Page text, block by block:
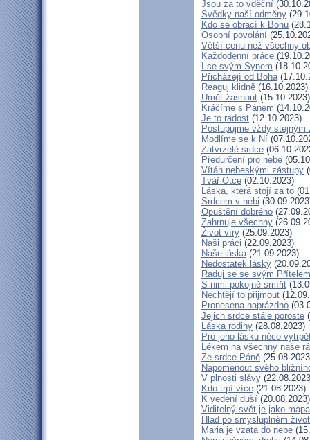
Jsou za to vděční
Svědky naší odměny
Kdo se obrací k Bohu
Osobní povolání
Větší cenu než všechny
Každodenní práce
I se svým Synem
Přicházejí od Boha
Reaguj klidně (16.10.2023)
Umět žasnout (15.10.2023)
Kráčíme s Pánem
Je to radost (12.10.2023)
Postupujme vždy stejným
Modlíme se k Ní
Zatvrzelé srdce
Předurčení pro nebe
Vítán nebeskými zástupy
Tvář Otce (02.10.2023)
Láska, která stojí za to
Srdcem v nebi
Opuštění dobrého
Zahrnuje všechny
Život víry (25.09.2023)
Naši práci (22.09.2023)
Naše láska(21.09.2023)
Nedostatek lásky
Raduj se se svým Přítelem
S nimi pokojně smířit
Nechtějí to přijmout
Pronesena naprázdno
Jejich srdce stále poroste
Láska rodiny (28.08.2023)
Pro jeho lásku něco
Lékem na všechny naše
Ze srdce Páně
Napomenout svého
V plnosti slávy
Kdo trpí více (21.08.2023)
K vedení duší (20.08.2023)
Viditelný svět je jako mapa
Hlad po smysluplném
Maria je vzata do nebe